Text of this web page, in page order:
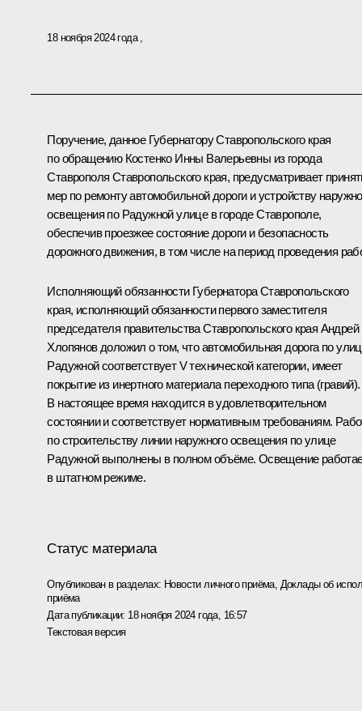
18 ноября 2024 года
Поручение, данное Губернатору Ставропольского края
по обращению Костенко Инны Валерьевны из города
Ставрополя Ставропольского края, предусматривает
мер по ремонту автомобильной дороги и устройству
освещения по Радужной улице в городе Ставрополе,
обеспечив проезжее состояние дороги и безопасность
дорожного движения, в том числе на период проведения
Исполняющий обязанности Губернатора Ставропольского
края, исполняющий обязанности первого заместителя
председателя правительства Ставропольского края Андрей
Хлопянов доложил о том, что автомобильная дорога по
Радужной соответствует V технической категории, имеет
покрытие из инертного материала переходного типа (гравий).
В настоящее время находится в удовлетворительном
состоянии и соответствует нормативным требованиям.
по строительству линии наружного освещения по улице
Радужной выполнены в полном объёме. Освещение
в штатном режиме.
Статус материала
Опубликован в разделах: Новости личного приёма, Доклады об
приёма
Дата публикации: 18 ноября 2024 года, 16:57
Текстовая версия